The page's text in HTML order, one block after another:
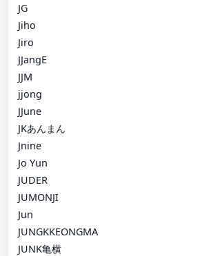
JG
Jiho
Jiro
JJangE
JJM
jjong
JJune
JKあんまん
Jnine
Jo Yun
JUDER
JUMONJI
Jun
JUNGKKEONGMA
JUNK亀横